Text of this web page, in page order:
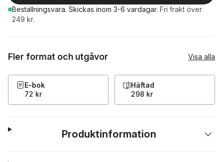
Beställningsvara. Skickas inom 3-6 vardagar. Fri frakt över
249 kr.
Fler format och utgåvor Visa alla
E-bok
72 kr
Häftad
298 kr
Produktinformation